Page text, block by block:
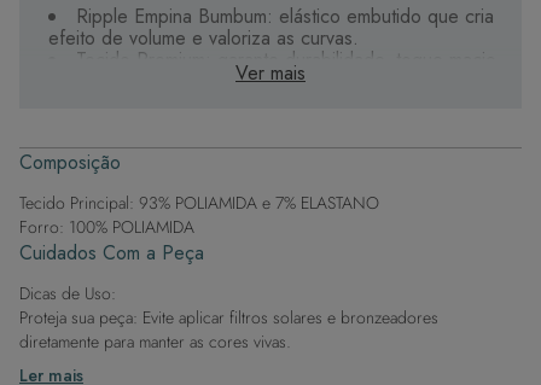
Ripple Empina Bumbum: elástico embutido que cria
efeito de volume e valoriza as curvas.
Tecido Premium: garante durabilidade, toque macio
Forro Macio: em poliamida com elastano para maior
conforto sobre a pele.
A escolha certa para quem busca um visual marcante,
com conforto e elegância na medida.
Ver mais
Composição
Tecido Principal: 93% POLIAMIDA e 7% ELASTANO
Forro: 100% POLIAMIDA
Cuidados Com a Peça
Dicas de Uso:
Proteja sua peça: Evite aplicar filtros solares e bronzeadores
diretamente para manter as cores vivas.
Após a piscina: Lembre-se de que o cloro pode desgastar o tecido,
Ler mais